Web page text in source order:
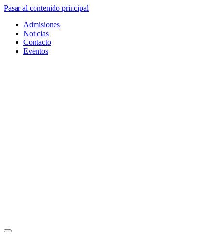
Pasar al contenido principal
Admisiones
Noticias
Contacto
Eventos